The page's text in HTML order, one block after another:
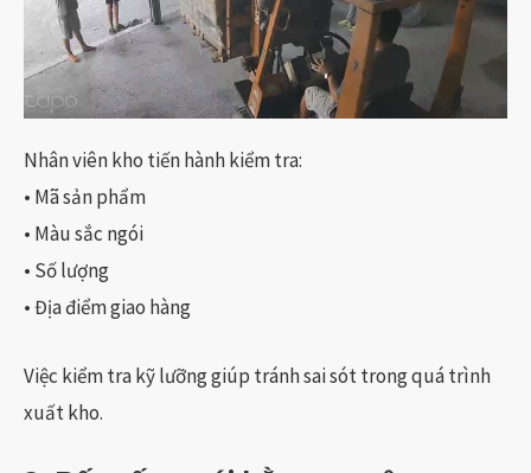
Nhân viên kho tiến hành kiểm tra:
• Mã sản phẩm
• Màu sắc ngói
• Số lượng
• Địa điểm giao hàng
Việc kiểm tra kỹ lưỡng giúp tránh sai sót trong quá trình
xuất kho.